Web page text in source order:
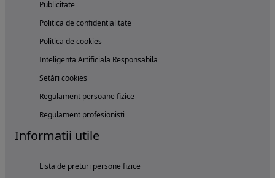
Publicitate
Politica de confidentialitate
Politica de cookies
Inteligenta Artificiala Responsabila
Setări cookies
Regulament persoane fizice
Regulament profesionisti
Informatii utile
Lista de preturi persone fizice